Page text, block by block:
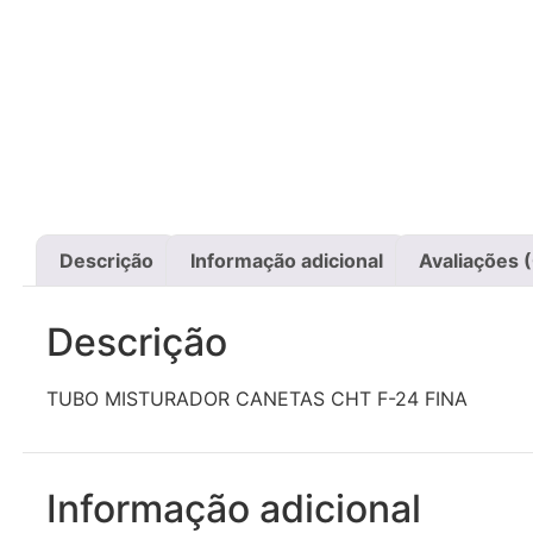
Descrição Informação adicional Avaliações
Descrição
TUBO MISTURADOR CANETAS CHT F-24 FINA
Informação adicional